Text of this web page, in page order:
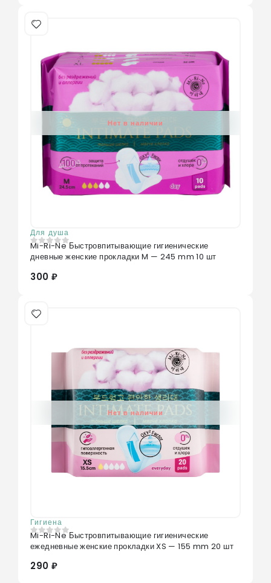
Нет в наличии
Для душа
0из 5
Mi-Ri-Ne Быстровпитывающие гигиенические
дневные женские прокладки M — 245 mm 10 шт
300 ₽
Нет в наличии
Гигиена
0из 5
Mi-Ri-Ne Быстровпитывающие гигиенические
ежедневные женские прокладки XS — 155 mm 20 шт
290 ₽